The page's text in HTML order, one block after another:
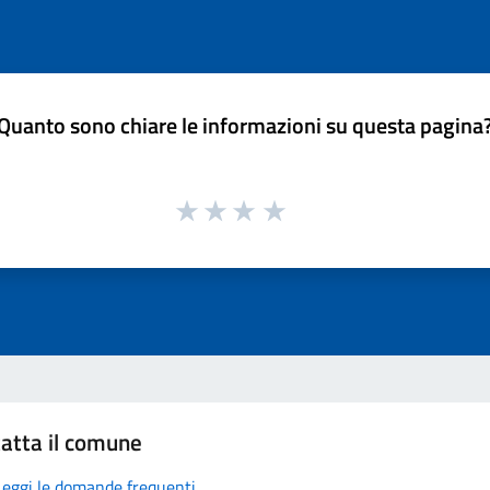
sono chiare le informazioni su questa
il comune